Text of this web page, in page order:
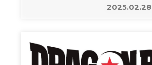
2025.02.28